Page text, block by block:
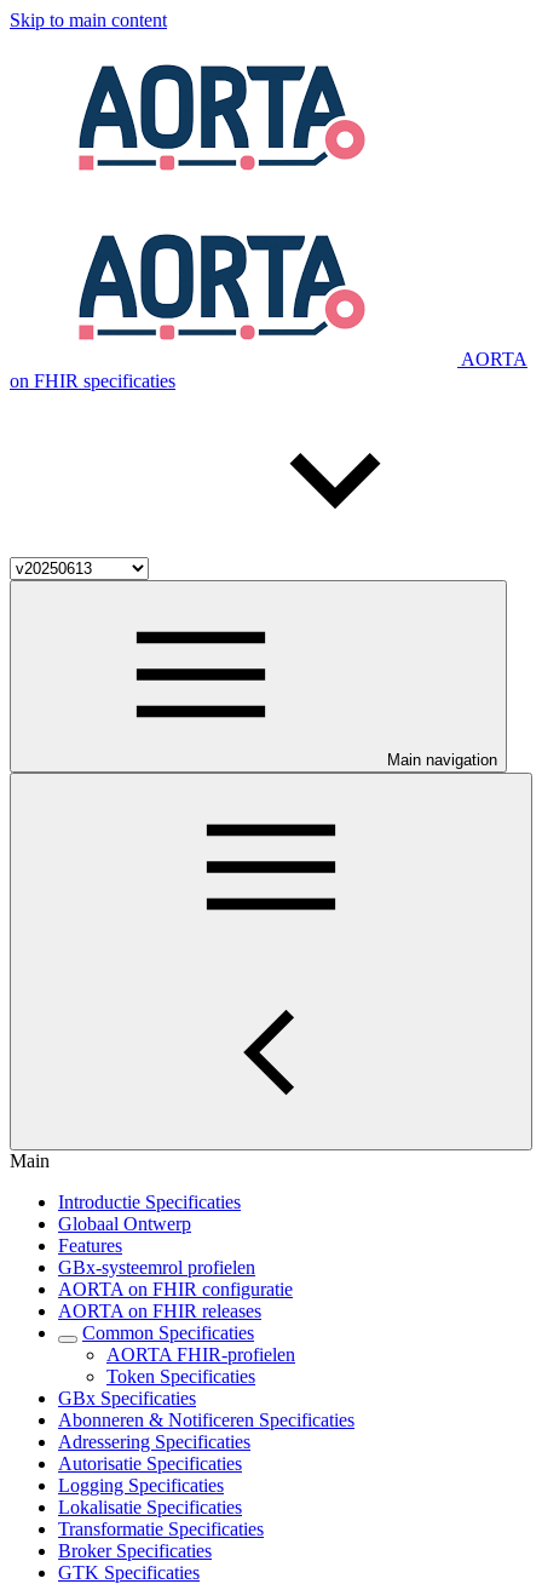
Skip to main content
AORTA
on FHIR specificaties
Main navigation
Main
Introductie Specificaties
Globaal Ontwerp
Features
GBx-systeemrol profielen
AORTA on FHIR configuratie
AORTA on FHIR releases
Common Specificaties
AORTA FHIR-profielen
Token Specificaties
GBx Specificaties
Abonneren & Notificeren Specificaties
Adressering Specificaties
Autorisatie Specificaties
Logging Specificaties
Lokalisatie Specificaties
Transformatie Specificaties
Broker Specificaties
GTK Specificaties